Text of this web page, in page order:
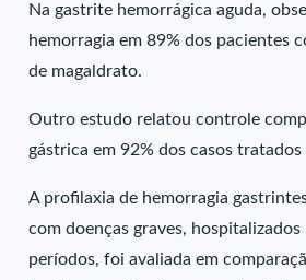
Na gastrite hemorrágica aguda,
hemorragia em 89% dos pacientes
de magaldrato.
Outro estudo relatou controle
gástrica em 92% dos casos
A profilaxia de hemorragia
com doenças graves,
períodos, foi avaliada em